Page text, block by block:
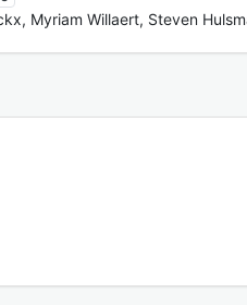
Myriam Willaert, Steven